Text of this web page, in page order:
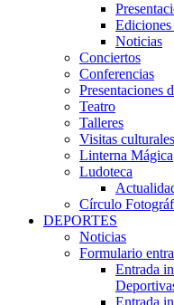
Noticias
Conciertos
Conferencias
Presentaciones
Teatro
Talleres
Visitas culturales
Linterna Mágica
Ludoteca
Círculo
DEPORTES
Noticias
Formulario
Entrada
Entrada